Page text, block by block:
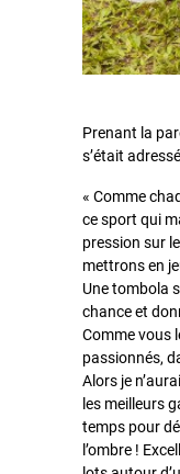
Prenant la
s’était
« Comme
ce sport qui
pression sur
mettrons en
Une tombola
chance et
Comme vous
passionnés,
Alors je
les meilleurs
temps pour
l’ombre !